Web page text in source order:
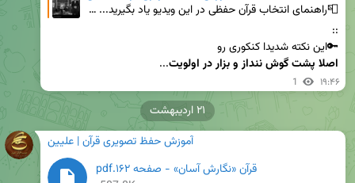
📮راهنمای انتخاب قرآن حفظی در این ویدیو یاد بگیرید... ▪️خب حالا قرآن های حفظی ما چه ویژگی هایی باید
🔑این نکته شدیدا کنکوری رو
اصلا پشت گوش ننداز و بزار در اولویت...
1 ۱۹:۴۶
آموزش حفظ تصویری قرآن | علیین
قرآن «نگارش آسان» - صفحه ۱۶۲.pdf
۲۱ اردیبهشت